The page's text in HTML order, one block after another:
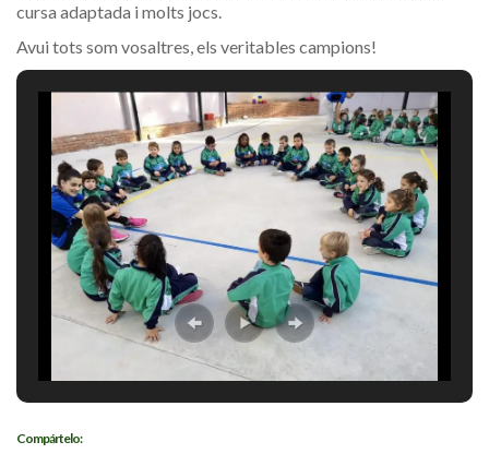
cursa adaptada i molts jocs.
Avui tots som vosaltres, els veritables campions!
Compártelo: